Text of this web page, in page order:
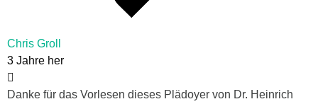
Chris Groll
3 Jahre her
Danke für das Vorlesen dieses Plädoyer von Dr. Heinrich